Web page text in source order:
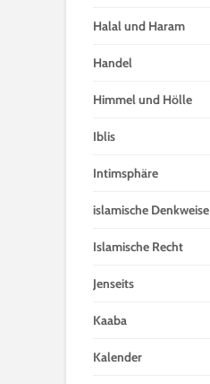
Halal und Haram
Handel
Himmel und Hölle
Iblis
Intimsphäre
islamische Denkweise
Islamische Recht
Jenseits
Kaaba
Kalender